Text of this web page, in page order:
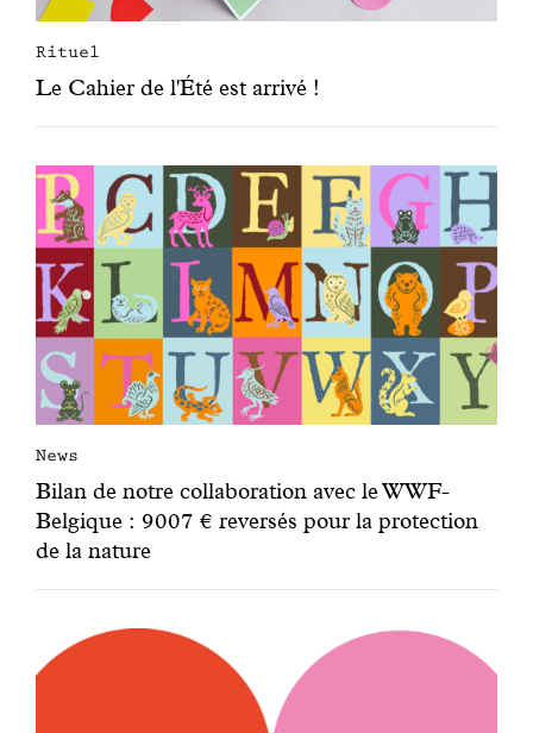
Rituel
Le Cahier de l'Été est arrivé !
News
Bilan de notre collaboration avec le WWF-
Belgique : 9007 € reversés pour la protection
de la nature